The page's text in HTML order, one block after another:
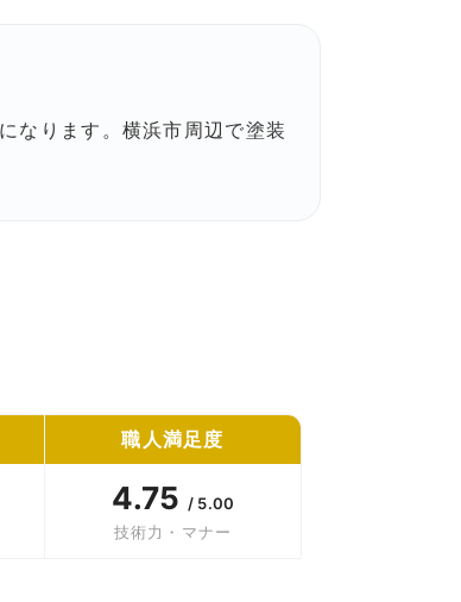
なります。横浜市周辺で塗装
職人満足度
4.75 / 5.00
技術力・マナー